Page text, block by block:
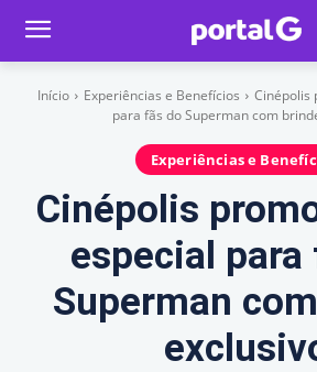
Início Experiências e Benefícios
Cinépolis
para fãs do Superman com
Experiências e
Cinépolis
especial para
Superman